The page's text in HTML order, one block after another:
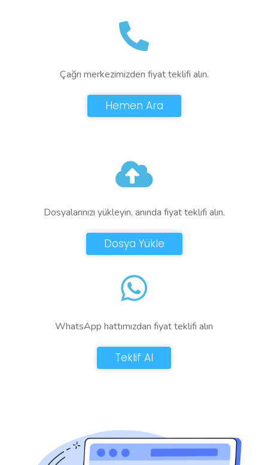
Çağrı merkezimizden fiyat teklifi alın.
Hemen Ara
Dosyalarınızı yükleyin, anında fiyat teklifi alın.
Dosya Yükle
WhatsApp hattımızdan fiyat teklifi alın
Teklif Al